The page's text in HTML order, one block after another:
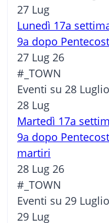
27 Lug
Lunedì 17a
9a dopo
27 Lug 26
#_TOWN
Eventi su 28
28 Lug
Martedì 17a
9a dopo
martiri
28 Lug 26
#_TOWN
Eventi su 29
29 Lug